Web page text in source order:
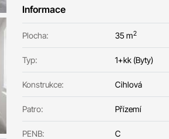
Informace
Plocha: 35 m2
Typ: 1+kk (Byty)
Konstrukce: Cihlová
Patro: Přízemí
PENB: C